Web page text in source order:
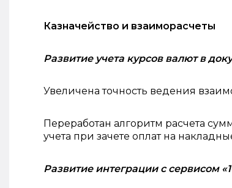
Казначейство и взаиморасчеты
Развитие учета курсов валют в
Увеличена точность ведения
Переработан алгоритм расчета
учета при зачете оплат на
Развитие интеграции с сервисом